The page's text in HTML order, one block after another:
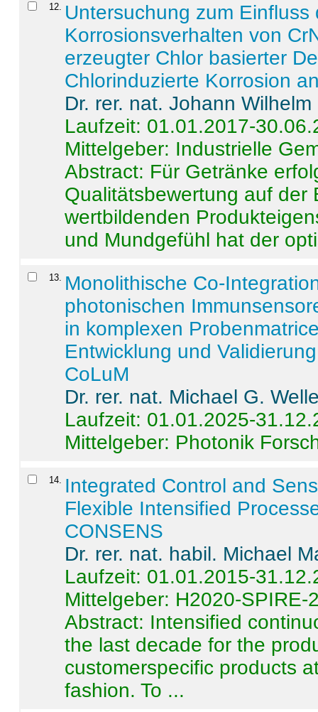
12
Untersuchung zum
Korrosionsverhalten von
erzeugter Chlor basierter
Chlorinduzierte Korrosion
Dr. rer. nat. Johann
Laufzeit: 01.01.2017-
Mittelgeber: Industrielle
Abstract: Für Getränke
Qualitätsbewertung auf der
wertbildenden
und Mundgefühl hat der
13
Monolithische Co-
photonischen
in komplexen
Entwicklung und
CoLuM
Dr. rer. nat. Michael G.
Laufzeit: 01.01.2025-
Mittelgeber: Photonik
14
Integrated Control and
Flexible Intensified
CONSENS
Dr. rer. nat. habil. Michael
Laufzeit: 01.01.2015-
Mittelgeber: H2020-SPIRE-
Abstract: Intensified
the last decade for the
customerspecific products
fashion. To ...